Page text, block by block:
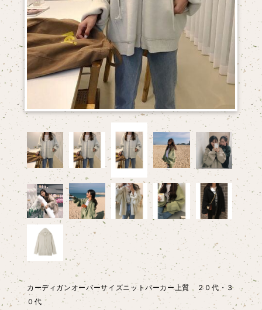
カーディガンオーバーサイズニットパーカー上質 ２０代・３
０代